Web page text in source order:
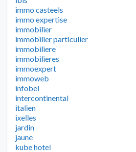
immo casteels
immo expertise
immobilier
immobilier particulier
immobiliere
immobilieres
immoexpert
immoweb
infobel
intercontinental
italien
ixelles
jardin
jaune
kube hotel